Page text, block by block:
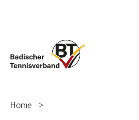
Home
>